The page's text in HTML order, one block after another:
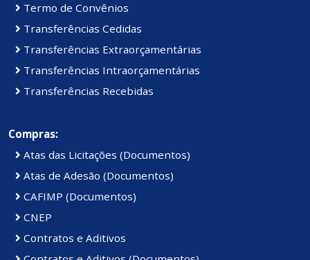
Termo de Convênios
Transferências Cedidas
Transferências Extraorçamentárias
Transferências Intraorçamentárias
Transferências Recebidas
Compras:
Atas das Licitações (Documentos)
Atas de Adesão (Documentos)
CAFIMP (Documentos)
CNEP
Contratos e Aditivos